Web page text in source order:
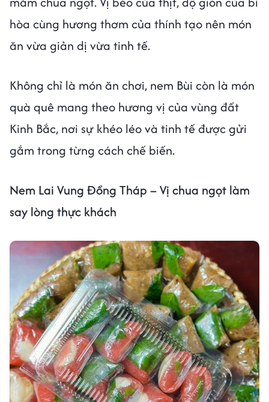
hòa cùng hương thơm của thính tạo nên món
ăn vừa giản dị vừa tinh tế.
Không chỉ là món ăn chơi, nem Bùi còn là món
quà quê mang theo hương vị của vùng đất
Kinh Bắc, nơi sự khéo léo và tinh tế được gửi
gắm trong từng cách chế biến.
Nem Lai Vung Đồng Tháp – Vị chua ngọt làm
say lòng thực khách